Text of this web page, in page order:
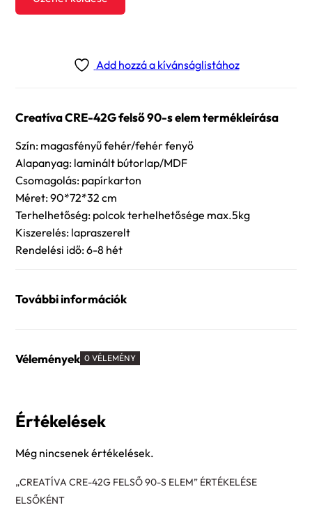
Add hozzá a kívánságlistához
Creatíva CRE-42G felső 90-s elem termékleírása
Szín: magasfényű fehér/fehér fenyő
Alapanyag: laminált bútorlap/MDF
Csomagolás: papírkarton
Méret: 90*72*32 cm
Terhelhetőség: polcok terhelhetősége max.5kg
Kiszerelés: lapraszerelt
Rendelési idő: 6-8 hét
További információk
Vélemények 0 VÉLEMÉNY
Értékelések
Még nincsenek értékelések.
„CREATÍVA CRE-42G FELSŐ 90-S ELEM” ÉRTÉKELÉSE
ELSŐKÉNT